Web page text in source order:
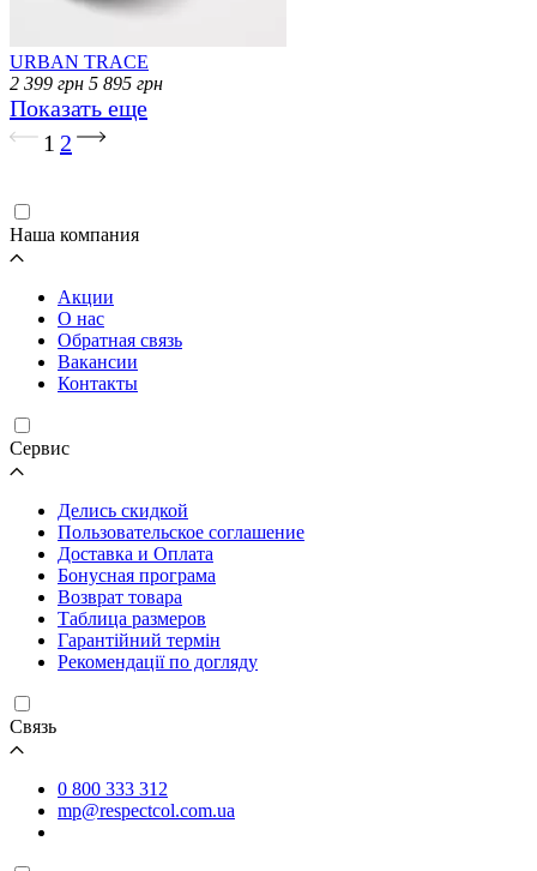
URBAN TRACE
2 399 грн 5 895 грн
Показать еще
1 2
Наша компания
Акции
О нас
Обратная связь
Вакансии
Контакты
Cервис
Делись скидкой
Пользовательское соглашение
Доставка и Оплата
Бонусная програма
Возврат товара
Таблица размеров
Гарантійний термін
Рекомендації по догляду
Связь
0 800 333 312
mp@respectcol.com.ua